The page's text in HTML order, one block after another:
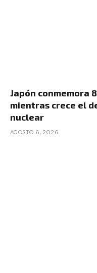
Japón conmemora
mientras crece el
nuclear
AGOSTO 6, 2026